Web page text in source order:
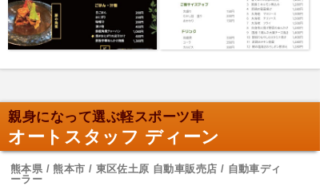
親身になって選ぶ軽スポーツ車
オートスタッフ ディーン
熊本県 / 熊本市 / 東区佐土原 自動車販売店 / 自動車ディ
ーラー